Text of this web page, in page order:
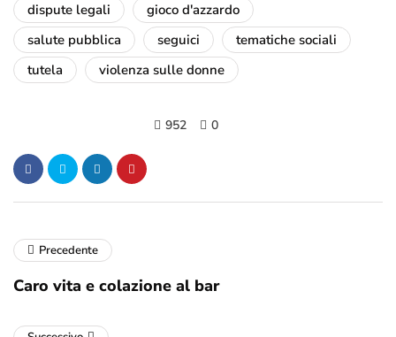
dispute legali
gioco d'azzardo
salute pubblica
seguici
tematiche sociali
tutela
violenza sulle donne
952 0
Precedente
Caro vita e colazione al bar